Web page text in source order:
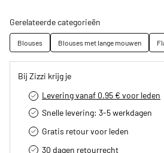
Gerelateerde categorieën
Blouses Blouses met lange mouwen
Bij Zizzi krijg je
Levering vanaf 0.95 € voor leden
Snelle levering: 3-5 werkdagen
Gratis retour voor leden
30 dagen retourrecht­